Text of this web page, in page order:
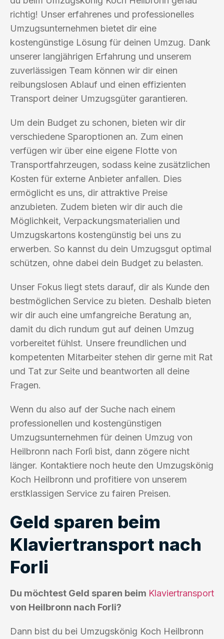
richtig! Unser erfahrenes und professionelles
Umzugsunternehmen bietet dir eine
kostengünstige Lösung für deinen Umzug. Dank
unserer langjährigen Erfahrung und unserem
zuverlässigen Team können wir dir einen
reibungslosen Ablauf und einen effizienten
Transport deiner Umzugsgüter garantieren.
Um dein Budget zu schonen, bieten wir dir
verschiedene Sparoptionen an. Zum einen
verfügen wir über eine eigene Flotte von
Transportfahrzeugen, sodass keine zusätzlichen
Kosten für externe Anbieter anfallen. Dies
ermöglicht es uns, dir attraktive Preise
anzubieten. Zudem bieten wir dir auch die
Möglichkeit, Verpackungsmaterialien und
Umzugskartons kostengünstig bei uns zu
erwerben. So kannst du dein Umzugsgut optimal
schützen, ohne dabei dein Budget zu belasten.
Unser Fokus liegt stets darauf, dir als Kunde den
bestmöglichen Service zu bieten. Deshalb bieten
wir dir auch eine umfangreiche Beratung an,
damit du dich rundum gut auf deinen Umzug
vorbereitet fühlst. Unsere freundlichen und
kompetenten Mitarbeiter stehen dir gerne mit Rat
und Tat zur Seite und beantworten all deine
Fragen.
Wenn du also auf der Suche nach einem
professionellen und kostengünstigen
Umzugsunternehmen für deinen Umzug von
Heilbronn nach Forlì bist, dann zögere nicht
länger. Kontaktiere noch heute den Umzugskönig
Koch Heilbronn und profitiere von unserem
erstklassigen Service zu fairen Preisen.
Geld sparen beim
Klaviertransport nach
Forli
Du möchtest Geld sparen beim Klaviertransport
von Heilbronn nach Forli?
Dann bist du bei Umzugskönig Koch Heilbronn